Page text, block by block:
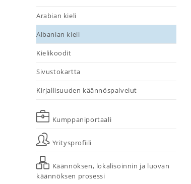
Arabian kieli
Albanian kieli
Kielikoodit
Sivustokartta
Kirjallisuuden käännöspalvelut
Kumppaniportaali
Yritysprofiili
Käännöksen, lokalisoinnin ja luovan
käännöksen prosessi